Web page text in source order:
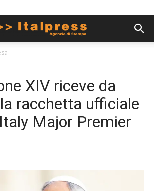
XIV riceve da
racchetta ufficiale
Major Premier